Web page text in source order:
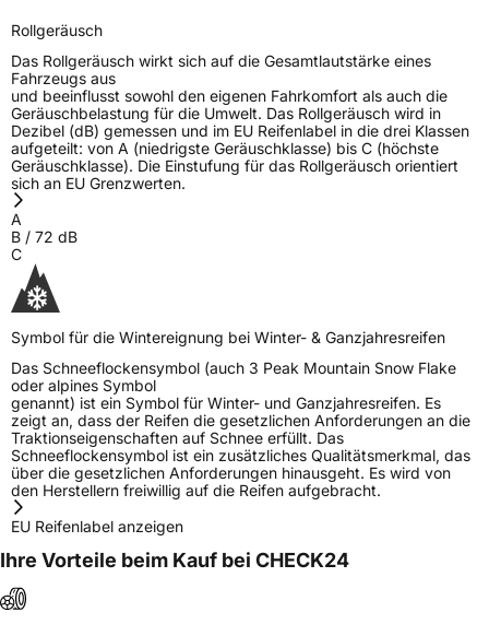
Rollgeräusch
Das Rollgeräusch wirkt sich auf die Gesamtlautstärke eines
Fahrzeugs aus
und beeinflusst sowohl den eigenen Fahrkomfort als auch die
Geräuschbelastung für die Umwelt. Das Rollgeräusch wird in
Dezibel (dB) gemessen und im EU Reifenlabel in die drei Klassen
aufgeteilt: von A (niedrigste Geräuschklasse) bis C (höchste
Geräuschklasse). Die Einstufung für das Rollgeräusch orientiert
sich an EU Grenzwerten.
A
B / 72 dB
C
Symbol für die Wintereignung bei Winter- & Ganzjahresreifen
Das Schneeflockensymbol (auch 3 Peak Mountain Snow Flake
oder alpines Symbol
genannt) ist ein Symbol für Winter- und Ganzjahresreifen. Es
zeigt an, dass der Reifen die gesetzlichen Anforderungen an die
Traktionseigenschaften auf Schnee erfüllt. Das
Schneeflockensymbol ist ein zusätzliches Qualitätsmerkmal, das
über die gesetzlichen Anforderungen hinausgeht. Es wird von
den Herstellern freiwillig auf die Reifen aufgebracht.
EU Reifenlabel anzeigen
Ihre Vorteile beim Kauf bei CHECK24